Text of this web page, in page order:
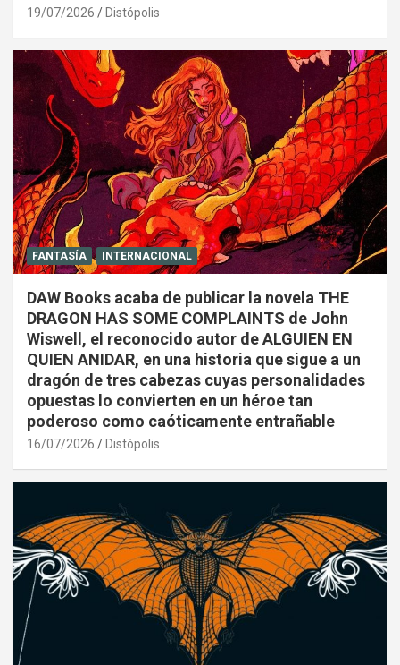
19/07/2026 Distópolis
FANTASÍA INTERNACIONAL
DAW Books acaba de publicar la novela THE
DRAGON HAS SOME COMPLAINTS de John
Wiswell, el reconocido autor de ALGUIEN EN
QUIEN ANIDAR, en una historia que sigue a un
dragón de tres cabezas cuyas personalidades
opuestas lo convierten en un héroe tan
poderoso como caóticamente entrañable
16/07/2026 Distópolis